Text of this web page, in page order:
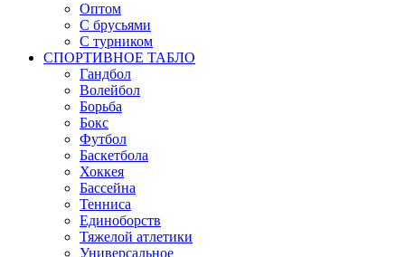
Оптом
С брусьями
С турником
СПОРТИВНОЕ ТАБЛО
Гандбол
Волейбол
Борьба
Бокс
Футбол
Баскетбола
Хоккея
Бассейна
Тенниса
Единоборств
Тяжелой атлетики
Универсальное